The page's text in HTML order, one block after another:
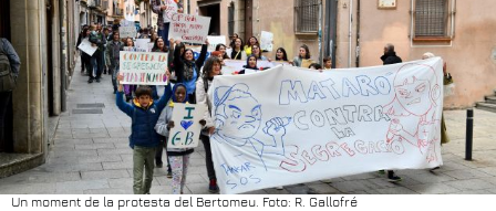
Un moment de la protesta del Bertomeu. Foto: R. Gallofré